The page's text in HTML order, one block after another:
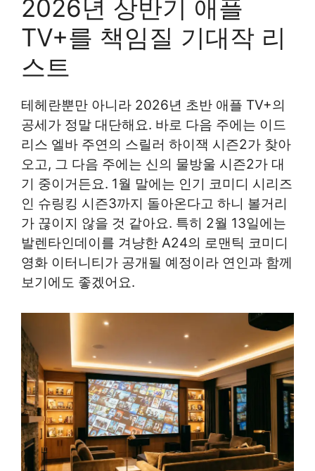
2026년 상반기 애플
TV+를 책임질 기대작 리
스트
테헤란뿐만 아니라 2026년 초반 애플 TV+의
공세가 정말 대단해요. 바로 다음 주에는 이드
리스 엘바 주연의 스릴러 하이잭 시즌2가 찾아
오고, 그 다음 주에는 신의 물방울 시즌2가 대
기 중이거든요. 1월 말에는 인기 코미디 시리즈
인 슈링킹 시즌3까지 돌아온다고 하니 볼거리
가 끊이지 않을 것 같아요. 특히 2월 13일에는
발렌타인데이를 겨냥한 A24의 로맨틱 코미디
영화 이터니티가 공개될 예정이라 연인과 함께
보기에도 좋겠어요.